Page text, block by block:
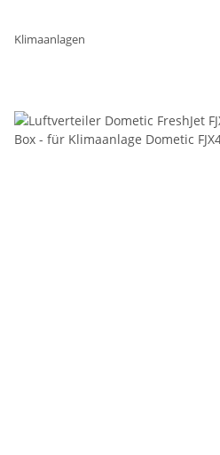
Klimaanlagen